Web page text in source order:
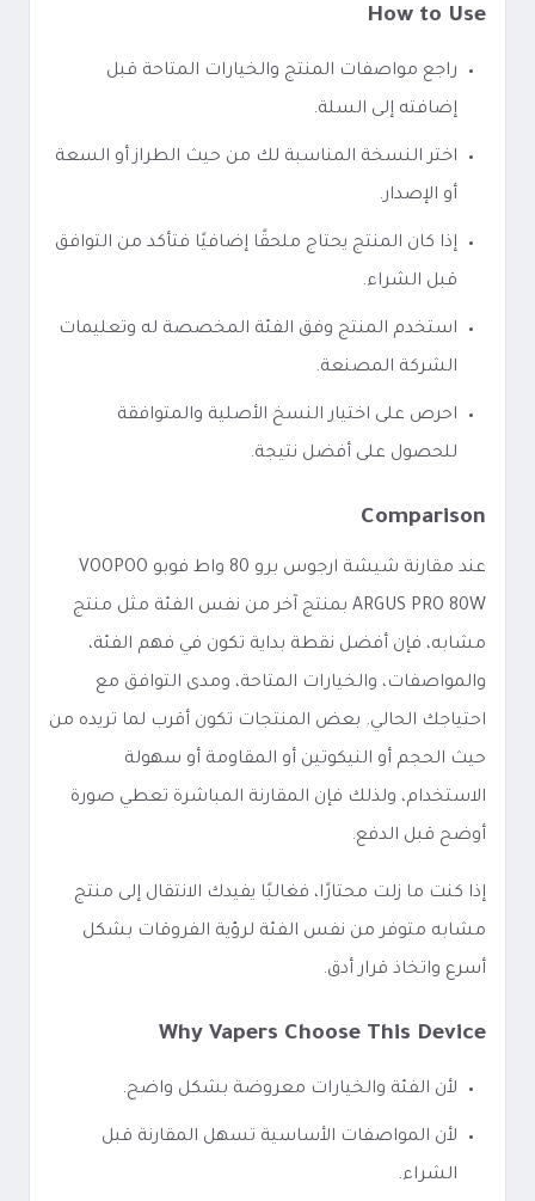
How to Use
راجع مواصفات المنتج والخيارات المتاحة قبل
إضافته إلى السلة.
اختر النسخة المناسبة لك من حيث الطراز أو السعة
أو الإصدار.
إذا كان المنتج يحتاج ملحقًا إضافيًا فتأكد من التوافق
قبل الشراء.
استخدم المنتج وفق الفئة المخصصة له وتعليمات
الشركة المصنعة.
احرص على اختيار النسخ الأصلية والمتوافقة
للحصول على أفضل نتيجة.
Comparison
عند مقارنة شيشة ارجوس برو 80 واط فوبو VOOPOO
ARGUS PRO 80W بمنتج آخر من نفس الفئة مثل منتج
مشابه، فإن أفضل نقطة بداية تكون في فهم الفئة،
والمواصفات، والخيارات المتاحة، ومدى التوافق مع
احتياجك الحالي. بعض المنتجات تكون أقرب لما تريده من
حيث الحجم أو النيكوتين أو المقاومة أو سهولة
الاستخدام، ولذلك فإن المقارنة المباشرة تعطي صورة
أوضح قبل الدفع.
إذا كنت ما زلت محتارًا، فغالبًا يفيدك الانتقال إلى منتج
مشابه متوفر من نفس الفئة لرؤية الفروقات بشكل
أسرع واتخاذ قرار أدق.
Why Vapers Choose This Device
لأن الفئة والخيارات معروضة بشكل واضح.
لأن المواصفات الأساسية تسهل المقارنة قبل
الشراء.